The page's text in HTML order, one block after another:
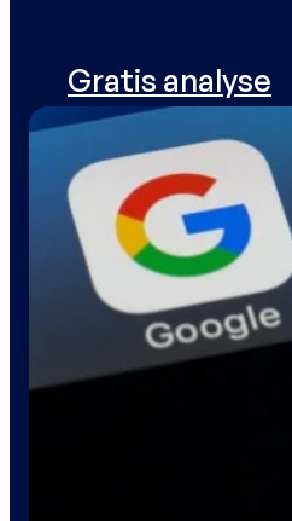
Gratis analyse